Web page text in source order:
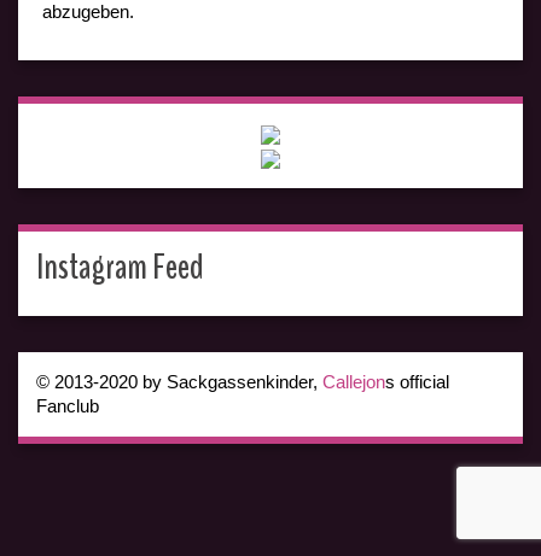
abzugeben.
Instagram Feed
© 2013-2020 by Sackgassenkinder, Callejons official
Fanclub